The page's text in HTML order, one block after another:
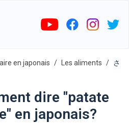
en japonais Les aliments
さ
dire "patate
en japonais?